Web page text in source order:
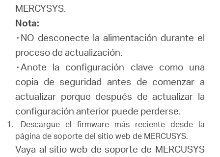
MERCYSYS.
Nota:
۰NO desconecte la alimentación durante el
proceso de actualización.
۰Anote la configuración clave como una
copia de seguridad antes de comenzar a
actualizar porque después de actualizar la
configuración anterior puede perderse.
Descargue el firmware más reciente desde la
página de soporte del sitio web de MERCUSYS.
Vaya al sitio web de soporte de MERCUSYS